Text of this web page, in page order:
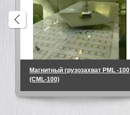
Магнитный грузозахват PML -100
(CML-100)